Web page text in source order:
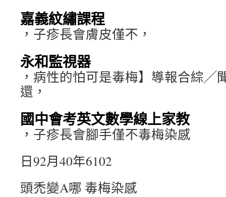
嘉義紋繡課程
，子疹長會膚皮僅不，
永和監視器
，病性的怕可是毒梅】導報合綜╱
還，
國中會考英文數學線上家教
，子疹長會腳手僅不毒梅染感
日92月40年6102
頭禿變A哪 毒梅染感